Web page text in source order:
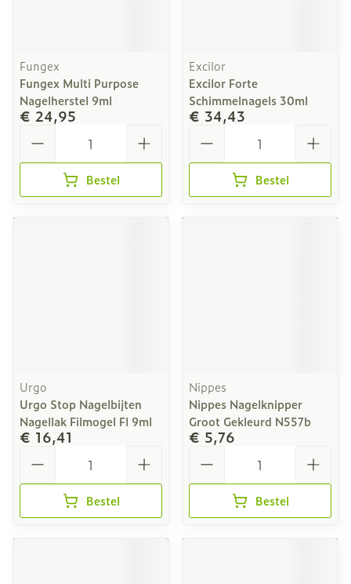
Fungex
Fungex Multi Purpose
Nagelherstel 9ml
€ 24,95
Bestel
Excilor
Excilor Forte
Schimmelnagels 30ml
€ 34,43
Bestel
Urgo
Urgo Stop Nagelbijten
Nagellak Filmogel Fl 9ml
€ 16,41
Bestel
Nippes
Nippes Nagelknipper
Groot Gekleurd N557b
€ 5,76
Bestel